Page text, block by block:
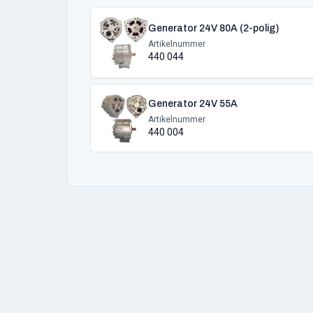
Generator 24V 80A (2-polig)
Artikelnummer
440 044
Generator 24V 55A
Artikelnummer
440 004